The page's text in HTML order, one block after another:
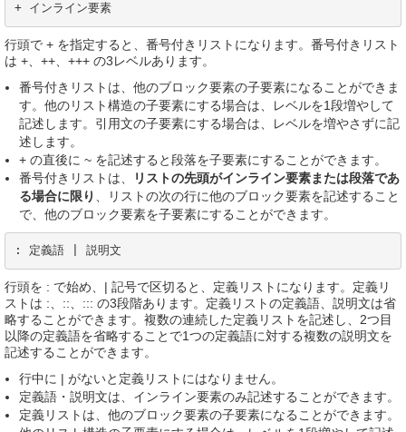
+ インライン要素
行頭で + を指定すると、番号付きリストになります。番号付きリスト
は +、++、+++ の3レベルあります。
番号付きリストは、他のブロック要素の子要素になることができま
す。他のリスト構造の子要素にする場合は、レベルを1段増やして
記述します。引用文の子要素にする場合は、レベルを増やさずに記
述します。
+ の直後に ~ を記述すると段落を子要素にすることができます。
番号付きリストは、
リストの先頭がインライン要素または段落であ
る場合に限り
、リストの次の行に他のブロック要素を記述すること
で、他のブロック要素を子要素にすることができます。
: 定義語 | 説明文
行頭を : で始め、| 記号で区切ると、定義リストになります。定義リ
ストは :、::、::: の3段階あります。定義リストの定義語、説明文は省
略することができます。複数の連続した定義リストを記述し、2つ目
以降の定義語を省略することで1つの定義語に対する複数の説明文を
記述することができます。
行中に | がないと定義リストにはなりません。
定義語・説明文は、インライン要素のみ記述することができます。
定義リストは、他のブロック要素の子要素になることができます。